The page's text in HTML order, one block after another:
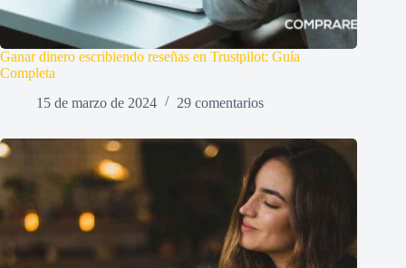
Ganar dinero escribiendo reseñas en Trustpilot: Guía
Completa
15 de marzo de 2024
29 comentarios